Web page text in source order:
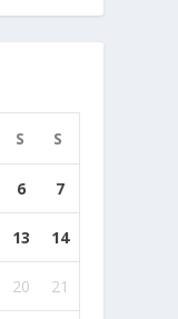
S S
6 7
13 14
20 21